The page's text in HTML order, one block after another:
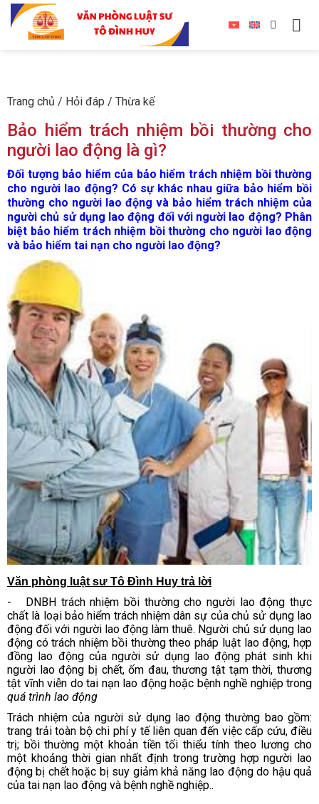
Trang chủ / Hỏi đáp / Thừa kế
Bảo hiểm trách nhiệm bồi thường cho
người lao động là gì?
Đối tượng bảo hiểm của bảo hiểm trách nhiệm bồi thường
cho người lao động? Có sự khác nhau giữa bảo hiểm bồi
thường cho người lao động và bảo hiểm trách nhiệm của
ng­ười chủ sử dụng lao động đối với ngư­ời lao động? Phân
biệt bảo hiểm trách nhiệm bồi thường cho người lao động
và bảo hiểm tai nạn cho người lao động?
Văn phòng luật sư Tô Đình Huy trả lời
- DNBH trách nhiệm bồi thường cho người lao động thực
chất là loại bảo hiểm trách nhiệm dân sự của chủ sử dụng lao
động đối với người lao động làm thuê. Người chủ sử dụng lao
động có trách nhiệm bồi thường theo pháp luật lao động, hợp
đồng lao độngcủa người sử dụng lao động phát sinh khi
người lao động bị chết, ốm đau, thương tật tạm thời, thương
tật vĩnh viễn do tai nạn lao động hoặc bệnh nghề nghiệp trong
quá trình lao động
Trách nhiệm của ngư­ời sử dụng lao động thường bao gồm:
trang trải toàn bộ chi phí y tế liên quan đến việc cấp cứu, điều
trị; bồi thường một khoản tiền tối thiểu tính theo l­ương cho
một khoảng thời gian nhất định trong trường hợp ng­ười lao
động bị chết hoặc bị suy giảm khả năng lao động do hậu quả
của tai nạn lao động và bệnh nghề nghiệp..